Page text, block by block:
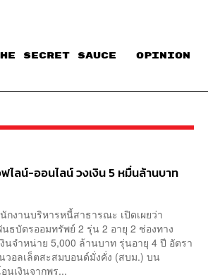
SECRET SAUCE​ OPINION
ลน์-ออนไลน์ วงเงิน 5 หมื่นล้านบาท
งานบริหารหนี้สาธารณะ เปิดเผยว่า
ธบัตรออมทรัพย์ 2 รุ่น 2 อายุ 2 ช่องทาง
จำหน่าย 5,000 ล้านบาท รุ่นอายุ 4 ปี อัตรา
วอลเล็ตสะสมบอนด์มั่งคั่ง (สบม.) บน
นเงินจากพร...